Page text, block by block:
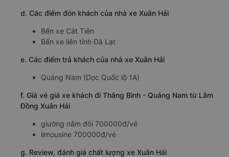
d. Các điểm đón khách của nhà xe Xuân Hải
Bến xe Cát Tiên
Bến xe liên tỉnh Đà Lạt
e. Các điểm trả khách của nhà xe Xuân Hải
Quảng Nam (Dọc Quốc lộ 1A)
f. Giá vé giá xe khách đi Thăng Bình - Quảng Nam từ Lâm
Đồng Xuân Hải
giường nằm đôi 700000đ/vé
limousine 700000đ/vé
g. Review, đánh giá chất lượng xe Xuân Hải